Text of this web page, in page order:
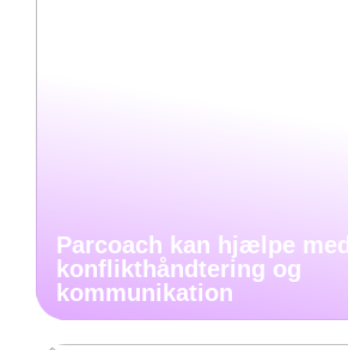
Parcoach kan hjælpe med
konflikthåndtering og
kommunikation